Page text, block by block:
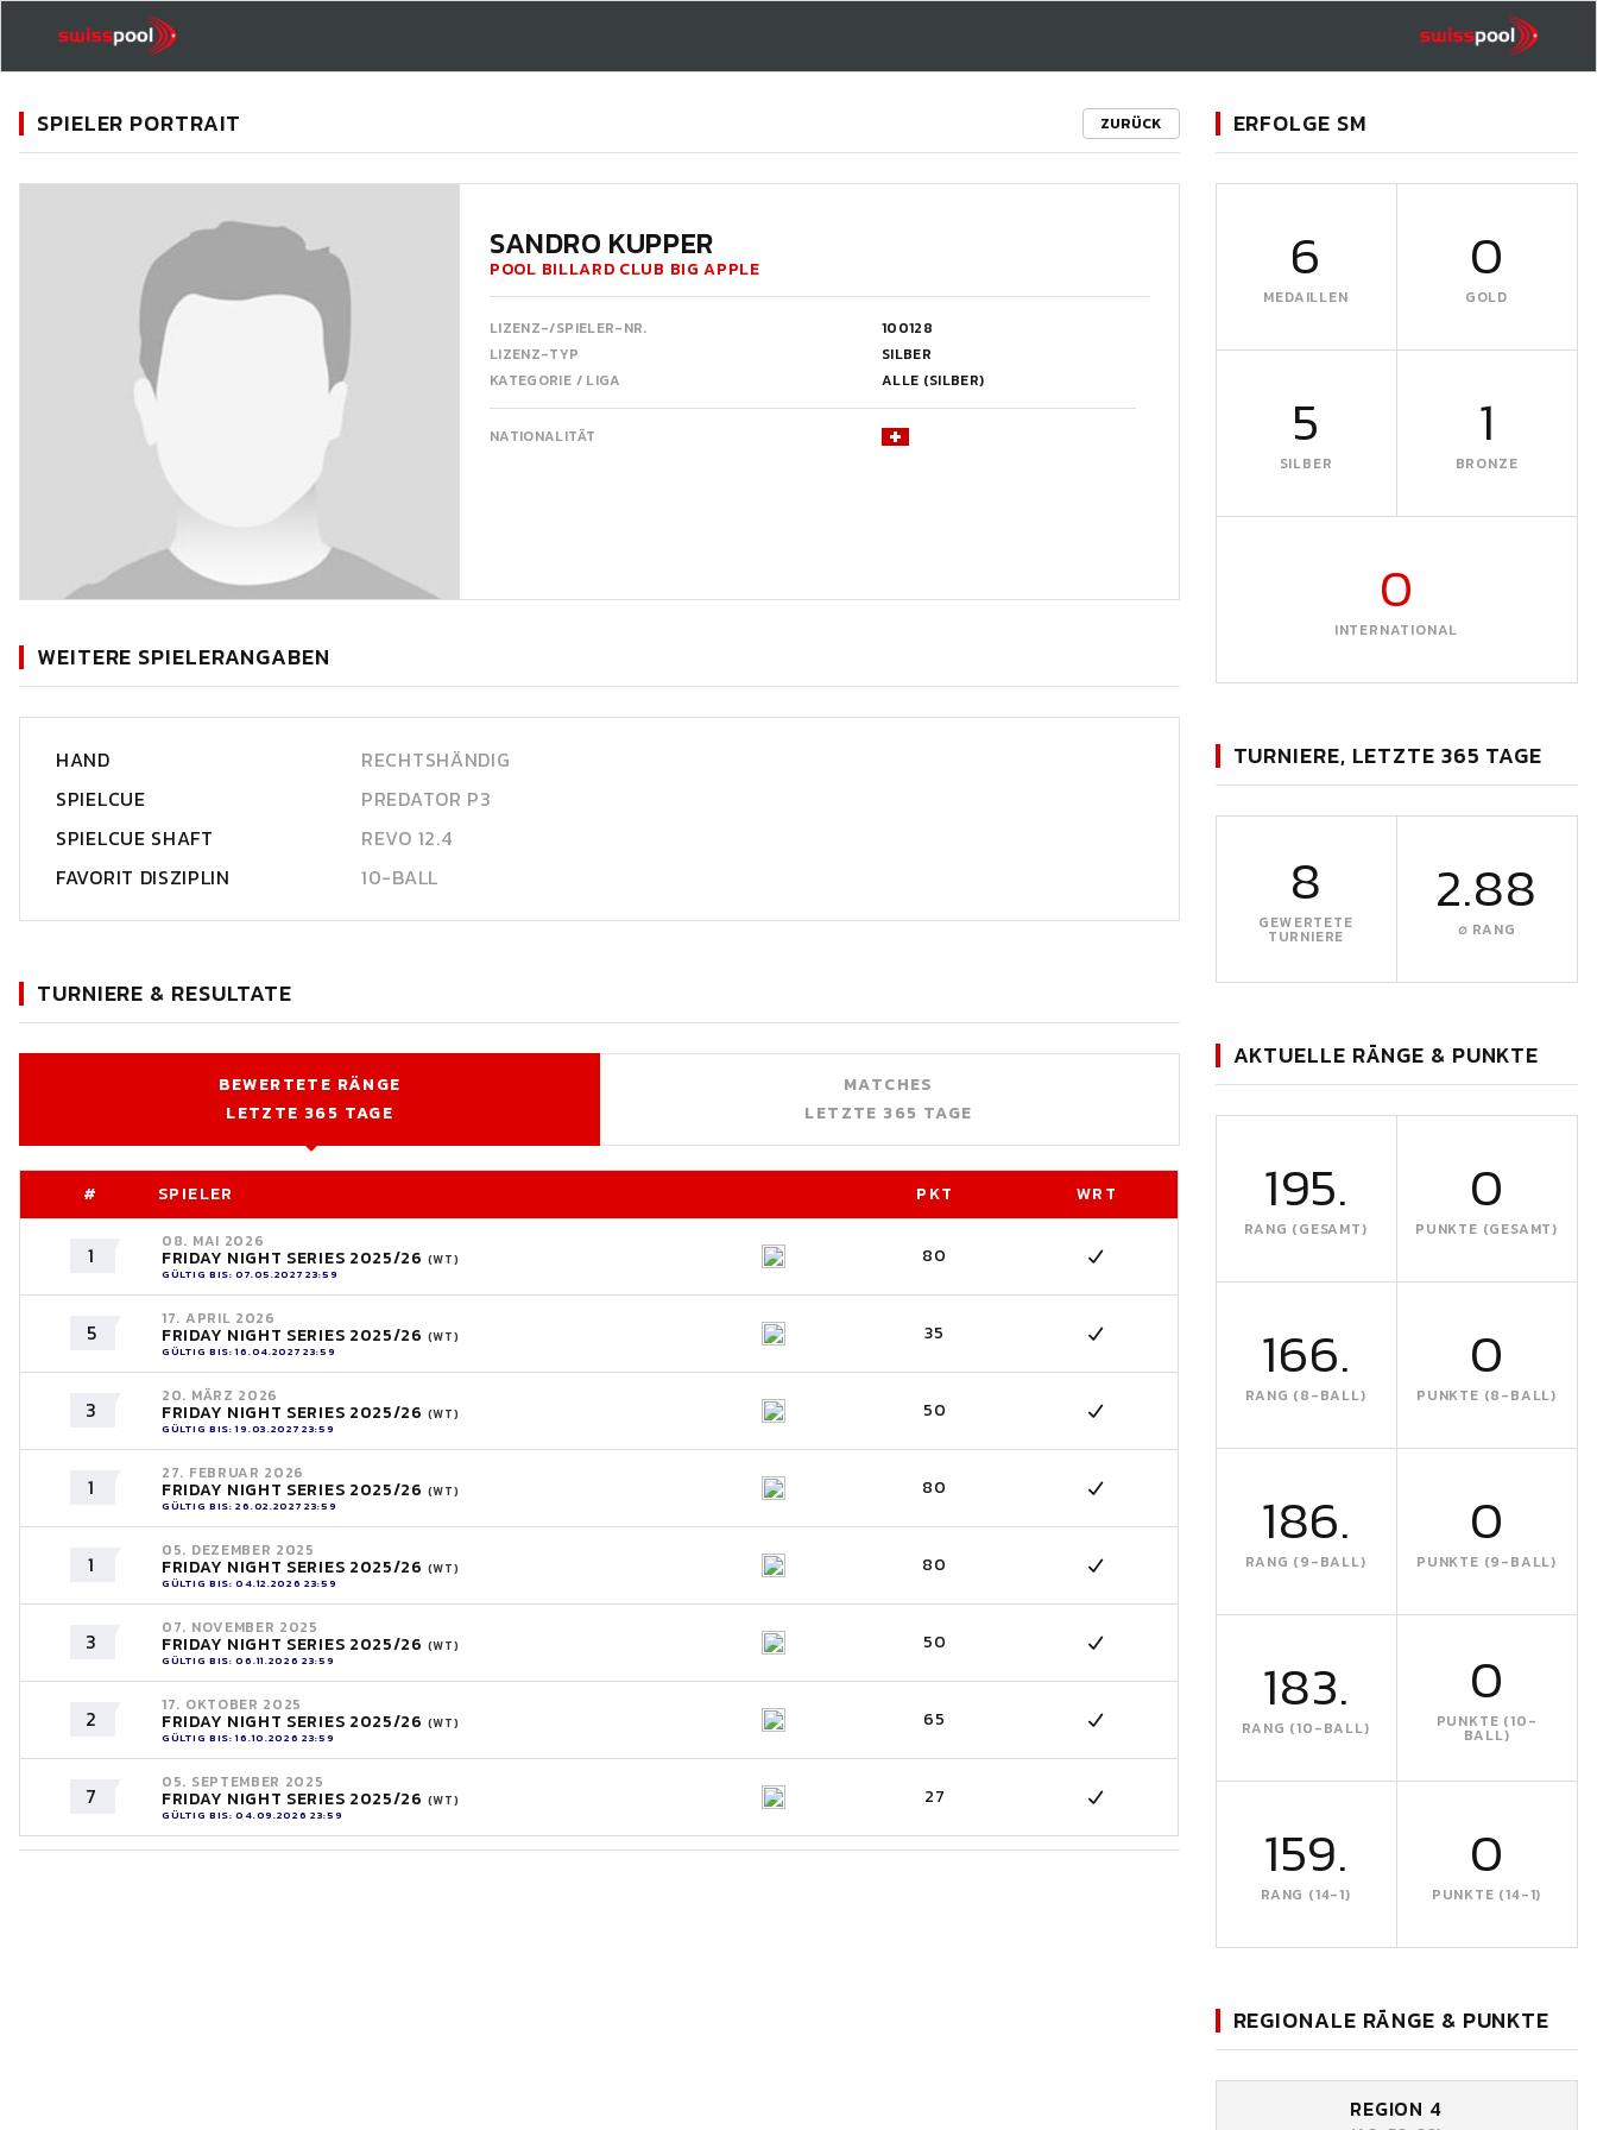
SPIELER PORTRAIT ZURÜCK
SANDRO KUPPER
POOL BILLARD CLUB BIG APPLE
LIZENZ-/SPIELER-NR.
100128
LIZENZ-TYP
SILBER
KATEGORIE / LIGA
ALLE (SILBER)
NATIONALITÄT
WEITERE SPIELERANGABEN
HAND
RECHTSHÄNDIG
SPIELCUE
PREDATOR P3
SPIELCUE SHAFT
REVO 12.4
FAVORIT DISZIPLIN
10-BALL
TURNIERE & RESULTATE
BEWERTETE RÄNGE
LETZTE 365 TAGE
MATCHES
LETZTE 365 TAGE
# SPIELER PKT WRT
1
08. MAI 2026
FRIDAY NIGHT SERIES 2025/26 (WT)
GÜLTIG BIS: 07.05.2027 23:59
80
5
17. APRIL 2026
FRIDAY NIGHT SERIES 2025/26 (WT)
GÜLTIG BIS: 16.04.2027 23:59
35
3
20. MÄRZ 2026
FRIDAY NIGHT SERIES 2025/26 (WT)
GÜLTIG BIS: 19.03.2027 23:59
50
1
27. FEBRUAR 2026
FRIDAY NIGHT SERIES 2025/26 (WT)
GÜLTIG BIS: 26.02.2027 23:59
80
1
05. DEZEMBER 2025
FRIDAY NIGHT SERIES 2025/26 (WT)
GÜLTIG BIS: 04.12.2026 23:59
80
3
07. NOVEMBER 2025
FRIDAY NIGHT SERIES 2025/26 (WT)
GÜLTIG BIS: 06.11.2026 23:59
50
2
17. OKTOBER 2025
FRIDAY NIGHT SERIES 2025/26 (WT)
GÜLTIG BIS: 16.10.2026 23:59
65
7
05. SEPTEMBER 2025
FRIDAY NIGHT SERIES 2025/26 (WT)
GÜLTIG BIS: 04.09.2026 23:59
27
ERFOLGE SM
6
MEDAILLEN
0
GOLD
5
SILBER
1
BRONZE
0
INTERNATIONAL
TURNIERE, LETZTE 365 TAGE
8
GEWERTETE
TURNIERE
2.88
∅ RANG
AKTUELLE RÄNGE & PUNKTE
195.
RANG (GESAMT)
0
PUNKTE (GESAMT)
166.
RANG (8-BALL)
0
PUNKTE (8-BALL)
186.
RANG (9-BALL)
0
PUNKTE (9-BALL)
183.
RANG (10-BALL)
0
PUNKTE (10-
BALL)
159.
RANG (14-1)
0
PUNKTE (14-1)
REGIONALE RÄNGE & PUNKTE
REGION 4